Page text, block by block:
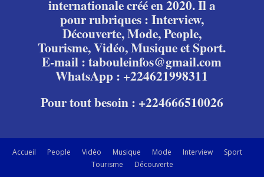
internationale créé en 2020. Il a
pour rubriques : Interview,
Découverte, Mode, People,
Tourisme, Vidéo, Musique et Sport.
E-mail : tabouleinfos@gmail.com
WhatsApp : +224621998311
Pour tout besoin : +224666510026
Accueil People Vidéo Musique Mode Interview
Sport
Tourisme
Découverte